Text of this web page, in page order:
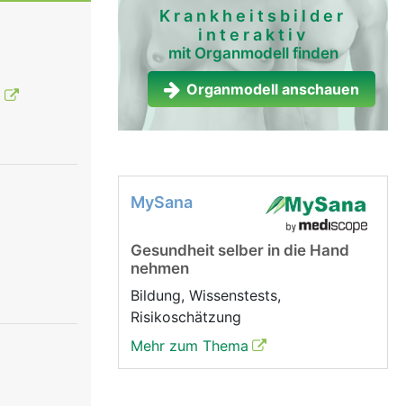
Krankheitsbilder
interaktiv
mit Organmodell finden
Organmodell anschauen
MySana
Gesundheit selber in die Hand
nehmen
Bildung, Wissenstests,
Risikoschätzung
Mehr zum Thema